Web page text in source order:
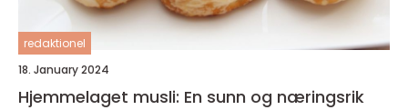
redaktionel
18. January 2024
Hjemmelaget musli: En sunn og næringsrik